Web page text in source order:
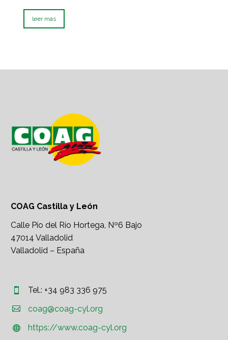
leer más
COAG Castilla y León
Calle Pío del Río Hortega, Nº6 Bajo
47014 Valladolid
Valladolid – España

 Tel.: +34 983 336 975

 coag@coag-cyl.org

 https://www.coag-cyl.org